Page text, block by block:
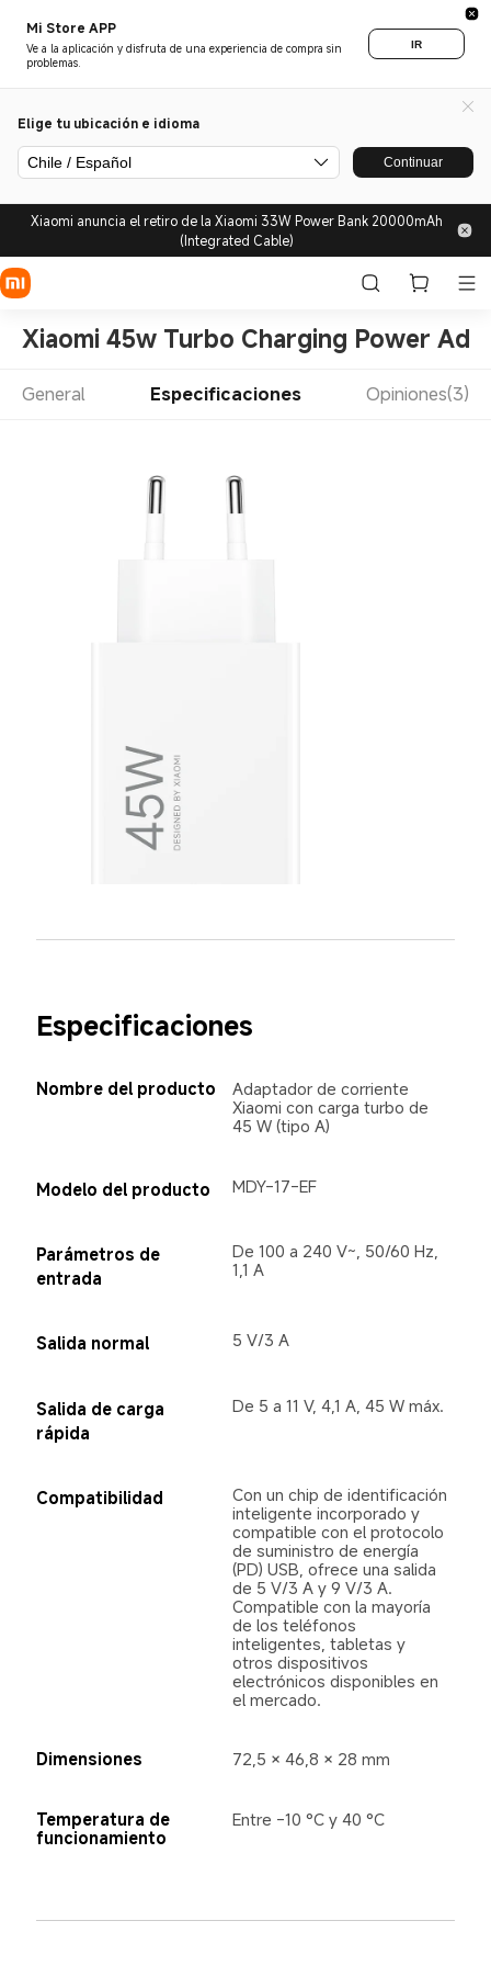
Mi Store APP
Ve a la aplicación y disfruta de una experiencia de compra sin
problemas.
IR
Elige tu ubicación e idioma
Chile / Español Continuar
Xiaomi anuncia el retiro de la Xiaomi 33W Power Bank 20000mAh
(Integrated Cable)
Xiaomi 45w Turbo Charging Power
General Especificaciones Opiniones(3)
Especificaciones
Nombre del producto
Adaptador de corriente
Xiaomi con carga turbo de
45 W (tipo A)
Modelo del producto MDY-17-EF
Parámetros de
entrada
De 100 a 240 V~, 50/60 Hz,
1,1 A
Salida normal 5 V/3 A
Salida de carga
rápida
De 5 a 11 V, 4,1 A, 45 W máx.
Compatibilidad
Con un chip de identificación
inteligente incorporado y
compatible con el protocolo
de suministro de energía
(PD) USB, ofrece una salida
de 5 V/3 A y 9 V/3 A.
Compatible con la mayoría
de los teléfonos
inteligentes, tabletas y
otros dispositivos
electrónicos disponibles en
el mercado.
Dimensiones
Temperatura de
funcionamiento
Entre -10 °C y 40 °C